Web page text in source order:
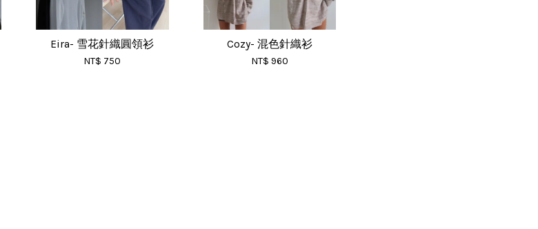
Eira- 雪花針織圓領衫
NT$ 750
Cozy- 混色針織衫
NT$ 960